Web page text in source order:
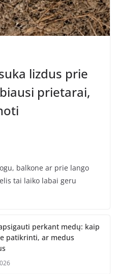
lizdus prie
prietarai,
balkone ar prie lango
tai laiko labai geru
perkant medų: kaip
patikrinti, ar medus